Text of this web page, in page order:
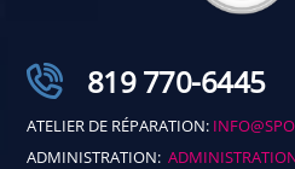
819 770-6445
ATELIER DE RÉPARATION:
ADMINISTRATION: